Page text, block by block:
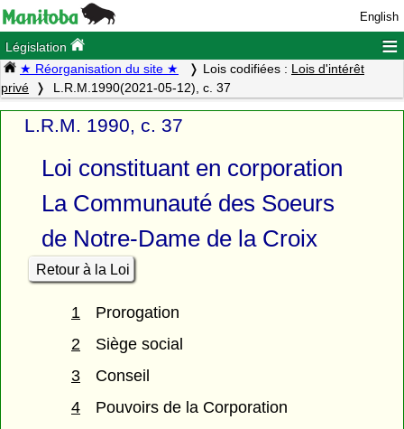
English
Législation ≡
★ Réorganisation du site ★ Lois codifiées : Lois d'intérêt
privé
L.R.M.1990(2021-05-12), c. 37
L.R.M. 1990, c. 37
Loi constituant en corporation
La Communauté des Soeurs
de Notre-Dame de la Croix
Retour à la Loi
1
Prorogation
2
Siège social
3
Conseil
4
Pouvoirs de la Corporation